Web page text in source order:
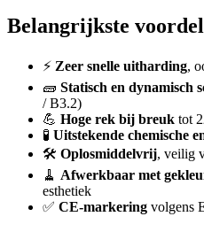
Belangrijkste
⚡ Zeer snelle uitharding,
🧱 Statisch en dynamisch
/ B3.2)
💪 Hoge rek bij breuk tot
🧪 Uitstekende chemische
🛠️ Oplosmiddelvrij, veilig
🧹 Afwerkbaar met
esthetiek
✅ CE-markering volgens